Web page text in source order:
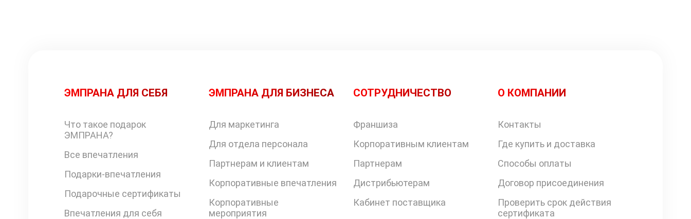
ЭМПРАНА ДЛЯ СЕБЯ
Что такое подарок
ЭМПРАНА?
Все впечатления
Подарки-впечатления
Подарочные сертификаты
Впечатления для себя
ЭМПРАНА ДЛЯ БИЗНЕСА
Для маркетинга
Для отдела персонала
Партнерам и клиентам
Корпоративные впечатления
Корпоративные
мероприятия
СОТРУДНИЧЕСТВО
Франшиза
Корпоративным клиентам
Партнерам
Дистрибьютерам
Кабинет поставщика
О КОМПАНИИ
Контакты
Где купить и доставка
Способы оплаты
Договор присоединения
Проверить срок действия
сертификата